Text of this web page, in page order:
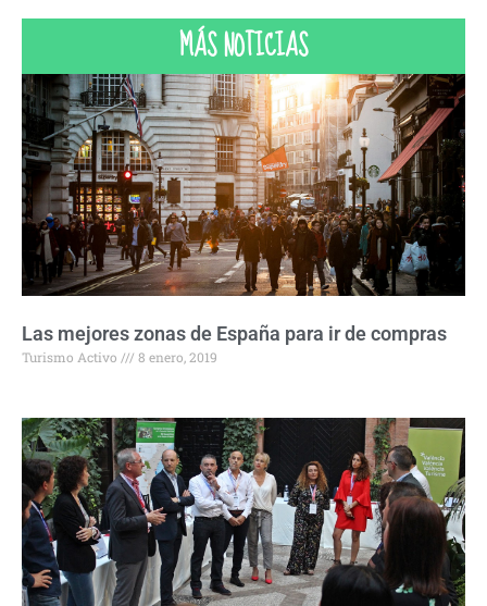
MÁS NOTICIAS
Las mejores zonas de España para ir de compras
Turismo Activo 8 enero, 2019